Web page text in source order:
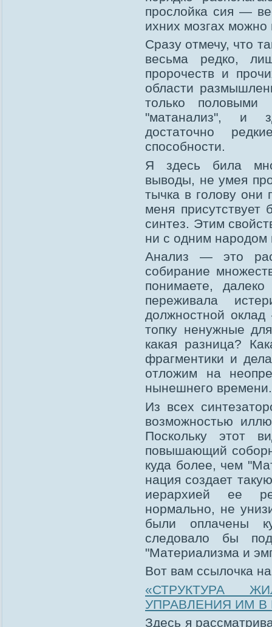
прослойка сия —
ихних мозгах можно
Сразу отмечу, что
весьма редко,
пророчеств и
области
только половыми
"матанализ", и
достаточно
способности.
Я здесь била
выводы, не умея
тычка в голову они
меня
синтез. Этим
ни с одним народом
Анализ — это
собирание
понимаете,
переживала
должностной
топку ненужные
какая разница?
фрагментики и
отложим на
нынешнего времени.
Из всех
возможностью
Поскольку этот
повышающий
куда более, чем
нация создает
иерархией ее
нормально, не
были оплачены
следовало бы
"Материализма и
Вот вам ссылочка
«СТРУКТУРА
УПРАВЛЕНИЯ ИМ
Здесь я